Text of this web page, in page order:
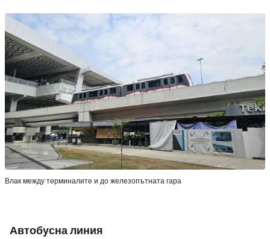
Влак между терминалите и до железопътната гара
Автобусна линия